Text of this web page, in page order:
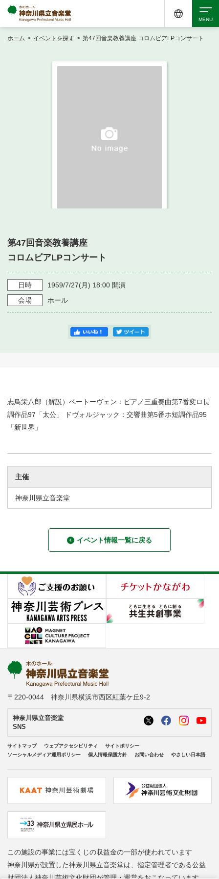
・ 交通案内
・ 空き状況
・ 抽選対象日
・ 利用料金
・ 音楽堂のご案内
・ フロアマップ
神奈川県立音楽堂
SNS
ホーム > イベントを探す > 第47回音楽教養講座 コロムビアLPコンサート
第47回音楽教養講座
コロムビアLPコンサート
日時 1959/7/27(月) 18:00 開演
会場
ホール
志鳥栄八郎（解説）ベートーヴェン：ピアノ三重奏曲第7番変ロ長
調作品97「太公」 ドヴォルジャック：交響曲第5番ホ短調作品95
「新世界」
主催
神奈川県立音楽堂
イベント情報一覧に戻る
〒220-0044 神奈川県横浜市西区紅葉ケ丘9-2
神奈川県立音楽堂
SNS
サイトマップ ウェブアクセシビリティ
サイトポリシー
ソーシャルメディア運用ポリシー
個人情報保護方針 お問い合わせ やさしい日本語
この施設の事業には宝くじの収益金の一部が使われています
神奈川県が設置した神奈川県立音楽堂は、指定管理者である公益
財団法人神奈川芸術文化財団が管理・運営をおこなっています